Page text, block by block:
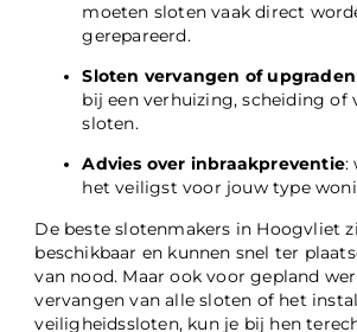
moeten sloten vaak direct
gerepareerd.
Sloten vervangen of upgraden
bij een verhuizing, scheiding of
sloten.
Advies over inbraakpreventie:
het veiligst voor jouw type
De beste slotenmakers in Hoogvliet
beschikbaar en kunnen snel ter
van nood. Maar ook voor gepland
vervangen van alle sloten of het
veiligheidssloten, kun je bij hen